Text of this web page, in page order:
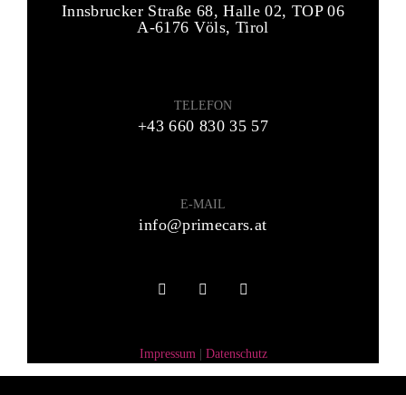
Innsbrucker Straße 68, Halle 02, TOP 06
A-6176 Völs, Tirol
TELEFON
+43 660 830 35 57
E-MAIL
info@primecars.at
Impressum | Datenschutz